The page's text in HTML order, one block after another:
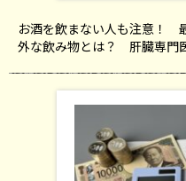
お酒を飲まない人も注意！
外な飲み物とは？ 肝臓専門